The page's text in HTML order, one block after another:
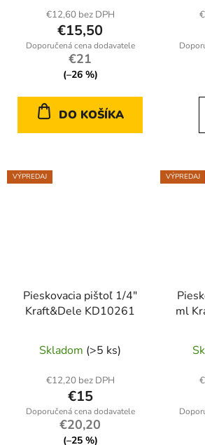
€12,60 bez DPH
€15,50
€21
(–26 %)
DO KOŠÍKA
VÝPREDAJ
Pieskovacia pištoľ 1/4"
Kraft&Dele KD10261
Skladom (>5 ks)
€12,20 bez DPH
€15
€20,20
(–25 %)
VÝPREDAJ
ml